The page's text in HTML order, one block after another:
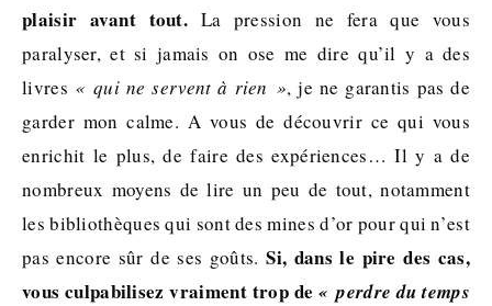
plaisir avant tout. La pression ne fera que vous
paralyser, et si jamais on ose me dire qu’il y a des
livres « qui ne servent à rien », je ne garantis pas de
garder mon calme. A vous de découvrir ce qui vous
enrichit le plus, de faire des expériences… Il y a de
nombreux moyens de lire un peu de tout, notamment
les bibliothèques qui sont des mines d’or pour qui n’est
pas encore sûr de ses goûts.Si, dans le pire des cas,
vous culpabilisez vraiment trop de« perdre du temps